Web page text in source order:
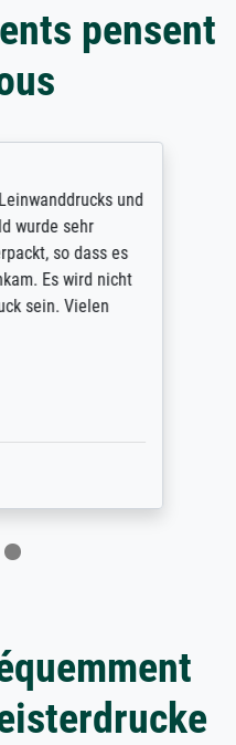
pensent
und
wurde sehr
so dass es
Es wird nicht
sein. Vielen